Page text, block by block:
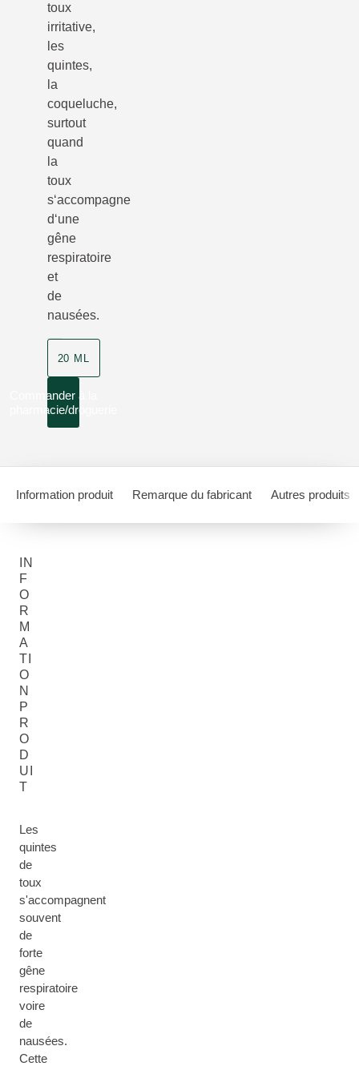
toux
irritative,
les
quintes,
la
coqueluche,
surtout
quand
la
toux
s‘accompagne
d‘une
gêne
respiratoire
et
de
nausées.
20 ML
Commander à la
pharmacie/droguerie
Information produit Remarque du fabricant Autres produits
IN
F
O
R
M
A
TI
O
N
P
R
O
D
UI
T
Les
quintes
de
toux
s'accompagnent
souvent
de
forte
gêne
respiratoire
voire
de
nausées.
Cette